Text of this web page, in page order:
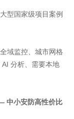
型国家级项目案例
域监控、城市网格
分析、需要本地
中小安防高性价比